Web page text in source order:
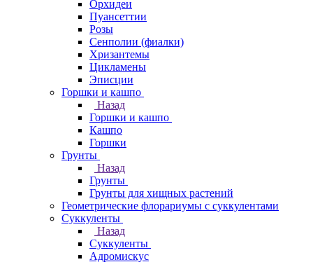
Орхидеи
Пуансеттии
Розы
Сенполии (фиалки)
Хризантемы
Цикламены
Эписции
Горшки и кашпо
Назад
Горшки и кашпо
Кашпо
Горшки
Грунты
Назад
Грунты
Грунты для хищных растений
Геометрические флорариумы с суккулентами
Суккуленты
Назад
Суккуленты
Адромискус